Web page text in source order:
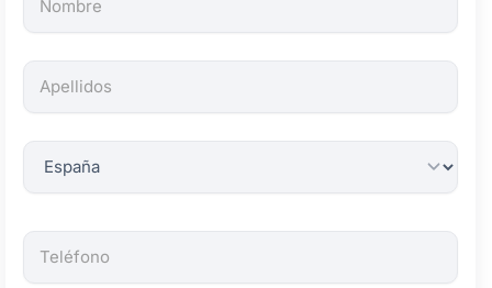
los
son
obligatorios.